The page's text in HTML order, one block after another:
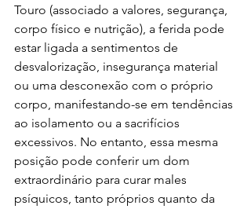
Touro (associado a valores, segurança,
corpo físico e nutrição), a ferida pode
estar ligada a sentimentos de
desvalorização, insegurança material
ou uma desconexão com o próprio
corpo, manifestando-se em tendências
ao isolamento ou a sacrifícios
excessivos. No entanto, essa mesma
posição pode conferir um dom
extraordinário para curar males
psíquicos, tanto próprios quanto da